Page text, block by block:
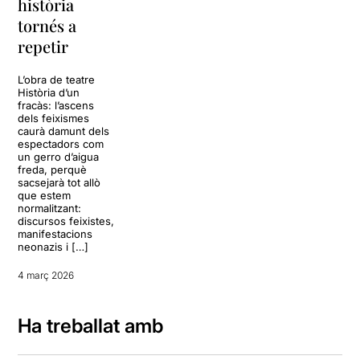
història
tornés a
repetir
L’obra de teatre
Història d’un
fracàs: l’ascens
dels feixismes
caurà damunt dels
espectadors com
un gerro d’aigua
freda, perquè
sacsejarà tot allò
que estem
normalitzant:
discursos feixistes,
manifestacions
neonazis i […]
4 març 2026
Ha treballat amb